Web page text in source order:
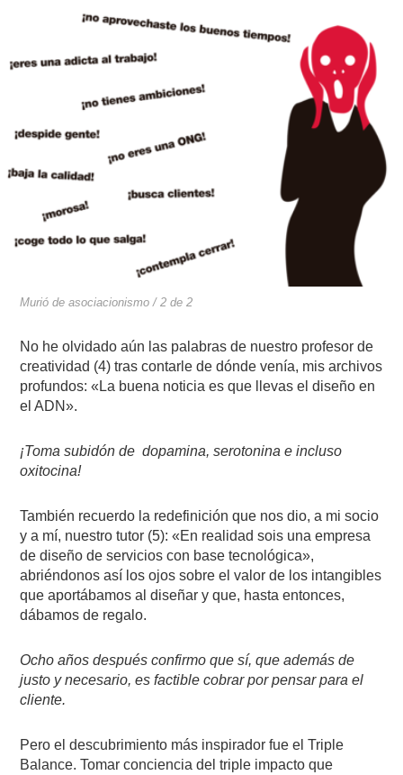
Murió de asociacionismo / 2 de 2
No he olvidado aún las palabras de nuestro profesor de
creatividad (4) tras contarle de dónde venía, mis archivos
profundos: «La buena noticia es que llevas el diseño en
el ADN».
¡Toma subidón de dopamina, serotonina e incluso
oxitocina!
También recuerdo la redefinición que nos dio, a mi socio
y a mí, nuestro tutor (5): «En realidad sois una empresa
de diseño de servicios con base tecnológica»,
abriéndonos así los ojos sobre el valor de los intangibles
que aportábamos al diseñar y que, hasta entonces,
dábamos de regalo.
Ocho años después confirmo que sí, que además de
justo y necesario, es factible cobrar por pensar para el
cliente.
Pero el descubrimiento más inspirador fue el Triple
Balance. Tomar conciencia del triple impacto que